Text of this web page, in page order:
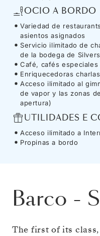
OCIO A BORDO
Variedad de
asientos asignados
Servicio ilimitado de
de la bodega de
Café, cafés
Enriquecedoras
Acceso ilimitado al
de vapor y las zonas
apertura)
UTILIDADES E
Acceso ilimitado a
Propinas a bordo
Barco -
The first of its class,